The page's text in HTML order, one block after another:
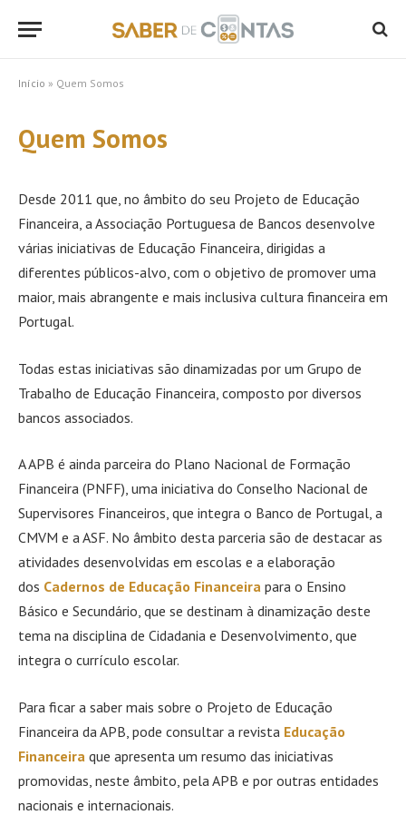
Início » Quem Somos
Quem Somos
Desde 2011 que, no âmbito do seu Projeto de Educação
Financeira, a Associação Portuguesa de Bancos desenvolve
várias iniciativas de Educação Financeira, dirigidas a
diferentes públicos-alvo, com o objetivo de promover uma
maior, mais abrangente e mais inclusiva cultura financeira em
Portugal.
Todas estas iniciativas são dinamizadas por um Grupo de
Trabalho de Educação Financeira, composto por diversos
bancos associados.
A APB é ainda parceira do Plano Nacional de Formação
Financeira (PNFF), uma iniciativa do Conselho Nacional de
Supervisores Financeiros, que integra o Banco de Portugal, a
CMVM e a ASF. No âmbito desta parceria são de destacar as
atividades desenvolvidas em escolas e a elaboração
dos Cadernos de Educação Financeira para o Ensino
Básico e Secundário, que se destinam à dinamização deste
tema na disciplina de Cidadania e Desenvolvimento, que
integra o currículo escolar.
Para ficar a saber mais sobre o Projeto de Educação
Financeira da APB, pode consultar a revista Educação
Financeira que apresenta um resumo das iniciativas
promovidas, neste âmbito, pela APB e por outras entidades
nacionais e internacionais.